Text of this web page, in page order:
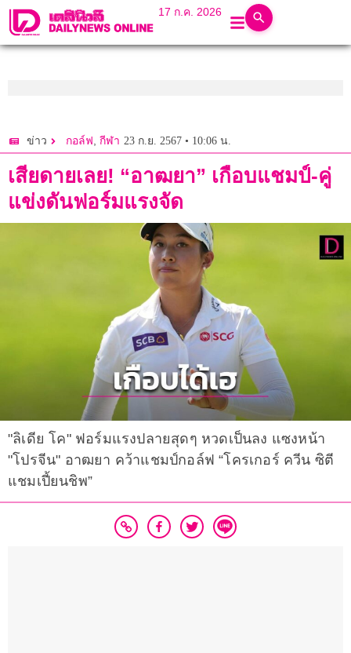
17 ก.ค. 2026
ข่าว กอล์ฟ , กีฬา 23 ก.ย. 2567 • 10:06 น.
เสียดายเลย! “อาฒยา” เกือบแชมป์-คู่
แข่งดันฟอร์มแรงจัด
"ลิเดีย โค" ฟอร์มแรงปลายสุดๆ หวดเป็นลง แซงหน้า
"โปรจีน" อาฒยา คว้าแชมป์กอล์ฟ “โครเกอร์ ควีน ซิตี
แชมเปี้ยนชิพ”